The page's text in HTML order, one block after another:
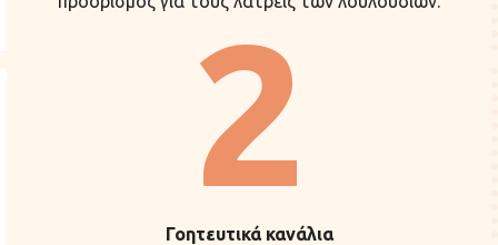
2
Γοητευτικά κανάλια